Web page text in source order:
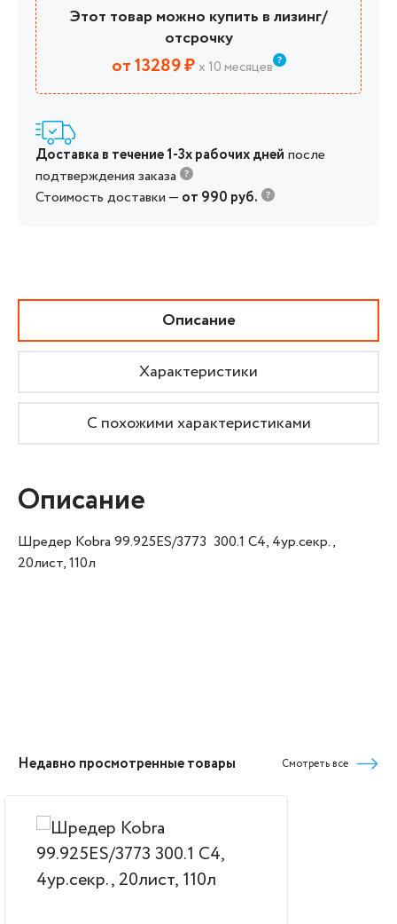
Этот товар можно купить в лизинг/
отсрочку
от 13289 ₽х 10 месяцев
Доставка в течение 1-3х рабочих дней после
подтверждения заказа
Стоимость доставки — от 990 руб.
Описание
Характеристики
С похожими характеристиками
Описание
Шредер Kobra 99.925ES/3773 300.1 C4, 4ур.секр.,
20лист, 110л
Недавно просмотренные товары Смотреть все